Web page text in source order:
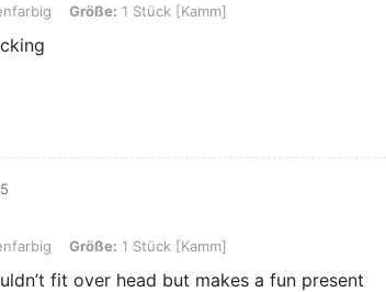
Größe: 1 Stück [Kamm]
Größe: 1 Stück [Kamm]
Größe: 1 Stück [Kamm]
Größe: 1 Stück [Kamm]
fit over head but makes a fun present